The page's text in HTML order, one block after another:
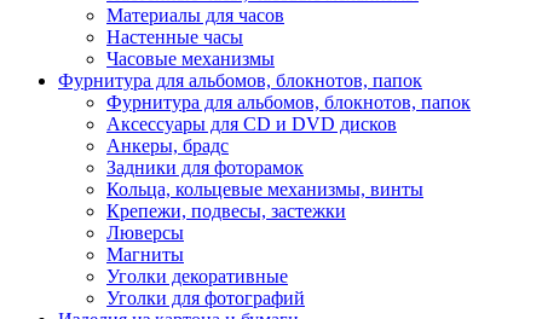
Материалы для часов
Настенные часы
Часовые механизмы
Фурнитура для альбомов, блокнотов, папок
Фурнитура для альбомов, блокнотов, папок
Аксессуары для CD и DVD дисков
Анкеры, брадс
Задники для фоторамок
Кольца, кольцевые механизмы, винты
Крепежи, подвесы, застежки
Люверсы
Магниты
Уголки декоративные
Уголки для фотографий